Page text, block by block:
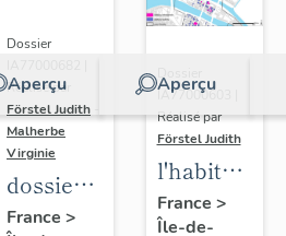
Aperçu
Dossier
Réalisé par
Förstel Judith
Malherbe
Virginie
dossier
collectif
France >
Aperçu
IA77000603 |
Réalisé par
Förstel Judith
l'habitat
à Melun
France >
Île-de-